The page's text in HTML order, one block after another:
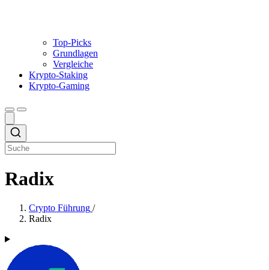
Top-Picks
Grundlagen
Vergleiche
Krypto-Staking
Krypto-Gaming
Radix
Crypto Führung /
Radix